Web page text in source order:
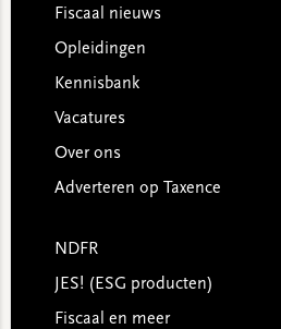
Footer
Fiscaal nieuws
Opleidingen
Kennisbank
Vacatures
Over ons
Adverteren op Taxence
NDFR
JES! (ESG producten)
Fiscaal en meer